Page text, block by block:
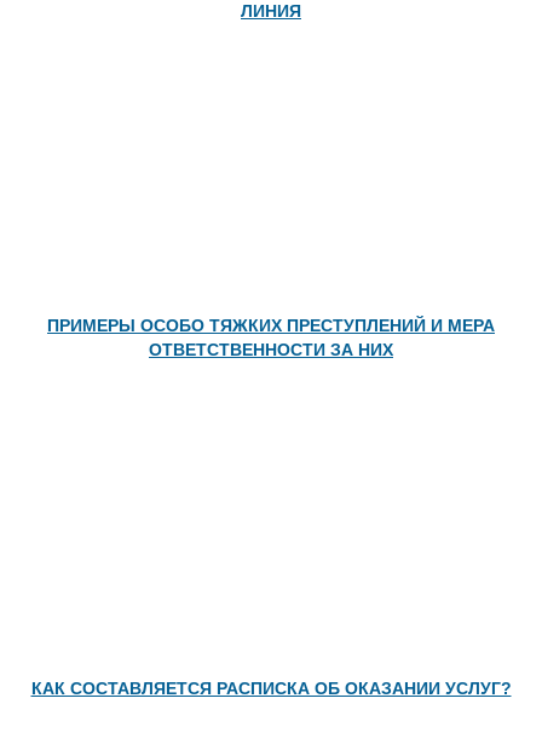
ЛИНИЯ
ПРИМЕРЫ ОСОБО ТЯЖКИХ ПРЕСТУПЛЕНИЙ И МЕРА
ОТВЕТСТВЕННОСТИ ЗА НИХ
КАК СОСТАВЛЯЕТСЯ РАСПИСКА ОБ ОКАЗАНИИ УСЛУГ?